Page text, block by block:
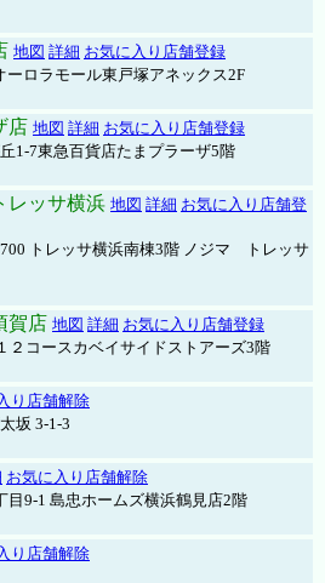
地図 詳細 お気に入り店舗登録
ロラモール東戸塚アネックス2F
店 地図 詳細 お気に入り店舗登録
1-7東急百貨店たまプラーザ5階
ッサ横浜 地図 詳細 お気に入り店舗登
トレッサ横浜南棟3階 ノジマ トレッサ
賀店 地図 詳細 お気に入り店舗登録
２コースカベイサイドストアーズ3階
り店舗解除
坂 3-1-3
お気に入り店舗解除
9-1 島忠ホームズ横浜鶴見店2階
り店舗解除